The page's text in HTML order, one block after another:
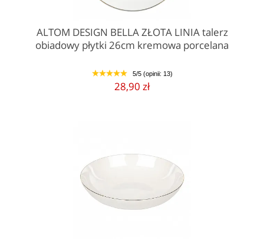
ALTOM DESIGN BELLA ZŁOTA LINIA talerz
obiadowy płytki 26cm kremowa porcelana
1 2 3 4 5 5/5 (opinii: 13)
28,90 zł